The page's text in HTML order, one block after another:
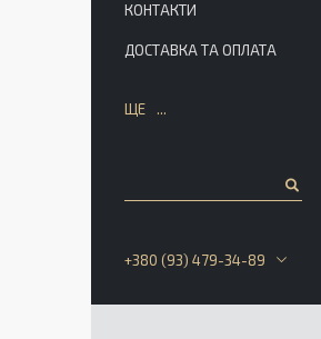
КОНТАКТИ
ДОСТАВКА ТА ОПЛАТА
ЩЕ
+380 (93) 479-34-89